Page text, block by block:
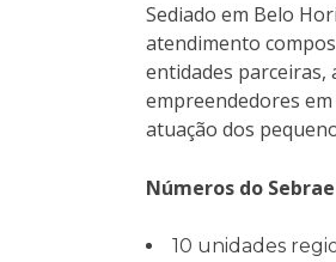
Sediado em Belo
atendimento
entidades
empreendedores
atuação dos
Números do
10 unidades